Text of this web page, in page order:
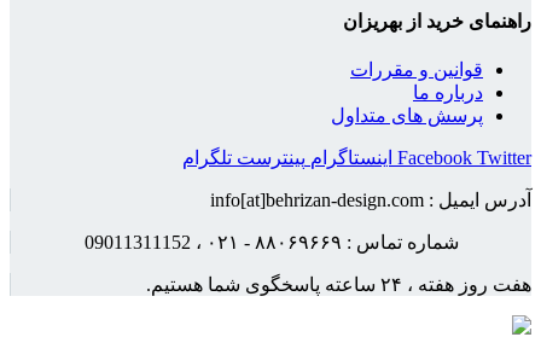
راهنمای خرید از بهریزان
قوانین و مقررات
درباره ما
پرسش های متداول
Facebook Twitter اینستاگرام پینترست تلگرام
آدرس ایمیل : info[at]behrizan-design.com
شماره تماس : ۸۸۰۶۹۶۶۹ - ۰۲۱ ، 09011311152
هفت روز هفته ، ۲۴ ساعته پاسخگوی شما هستیم.